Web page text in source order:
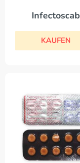
Infectoscab
KAUFEN